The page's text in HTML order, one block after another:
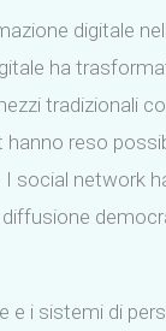
digitale
ha
tradizionali
reso
social network
e i sistemi di